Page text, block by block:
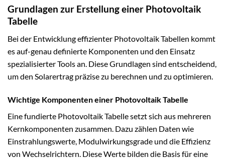
Grundlagen zur Erstellung einer Photovoltaik
Tabelle
Bei der Entwicklung effizienter Photovoltaik Tabellen kommt
es auf-genau definierte Komponenten und den Einsatz
spezialisierter Tools an. Diese Grundlagen sind entscheidend,
um den Solarertrag präzise zu berechnen und zu optimieren.
Wichtige Komponenten einer Photovoltaik Tabelle
Eine fundierte Photovoltaik Tabelle setzt sich aus mehreren
Kernkomponenten zusammen. Dazu zählen Daten wie
Einstrahlungswerte, Modulwirkungsgrade und die Effizienz
von Wechselrichtern. Diese Werte bilden die Basis für eine